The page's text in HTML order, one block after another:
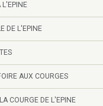
L'EPINE
DE L'EPINE
AUX COURGES
COURGE DE L'EPINE